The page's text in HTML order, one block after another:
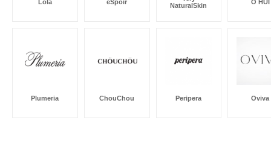
Lola eSpoir
NaturalSkin
O HUI
Plumeria ChouChou Peripera Oviva